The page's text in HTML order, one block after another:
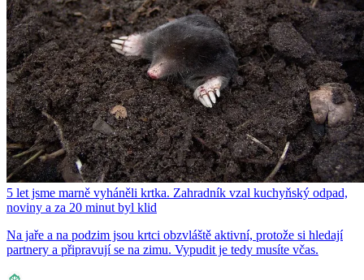
5 let jsme marně vyháněli krtka. Zahradník vzal kuchyňský odpad,
noviny a za 20 minut byl klid
Na jaře a na podzim jsou krtci obzvláště aktivní, protože si hledají
partnery a připravují se na zimu. Vypudit je tedy musíte včas.